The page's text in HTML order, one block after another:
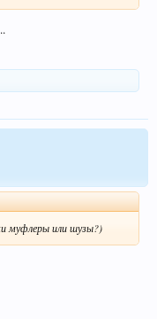
муфлеры или шузы?)